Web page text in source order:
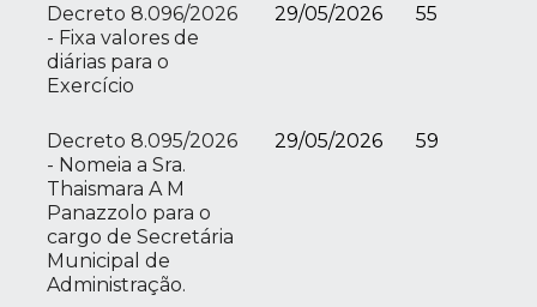
Decreto 8.096/2026
- Fixa valores de
diárias para o
Exercício
29/05/2026 55
Decreto 8.095/2026
- Nomeia a Sra.
Thaismara A M
Panazzolo para o
cargo de Secretária
Municipal de
Administração.
29/05/2026 59